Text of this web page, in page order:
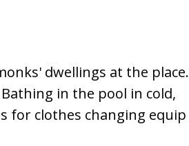
dwellings at the place.
in the pool in cold,
for clothes changing equip